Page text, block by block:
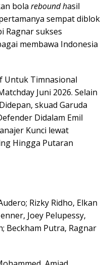
bola rebound hasil
sempat diblok
Ragnar sukses
membawa Indonesia
Untuk Timnasional
Juni 2026. Selain
skuad Garuda
Didalam Emil
Kunci lewat
Hingga Putaran
Rizky Ridho, Elkan
Joey Pelupessy,
Beckham Putra, Ragnar